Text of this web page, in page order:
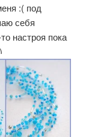
:( под
себя
настроя пока